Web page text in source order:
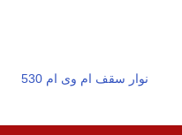
نوار سقف ام وی ام 530